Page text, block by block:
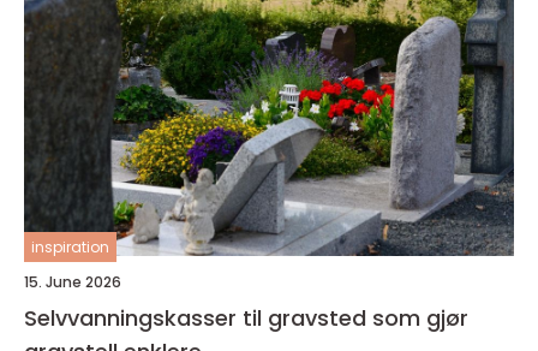
inspiration
15. June 2026
Selvvanningskasser til gravsted som gjør